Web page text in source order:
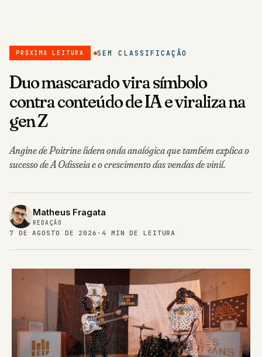
PRÓXIMA LEITURA SEM CLASSIFICAÇÃO
Duo mascarado vira símbolo
contra conteúdo de IA e viraliza na
gen Z
Angine de Poitrine lidera onda analógica que também explica o
sucesso de A Odisseia e o crescimento das vendas de vinil.
Matheus Fragata
REDAÇÃO
7 DE AGOSTO DE 2026 · 4 MIN DE LEITURA